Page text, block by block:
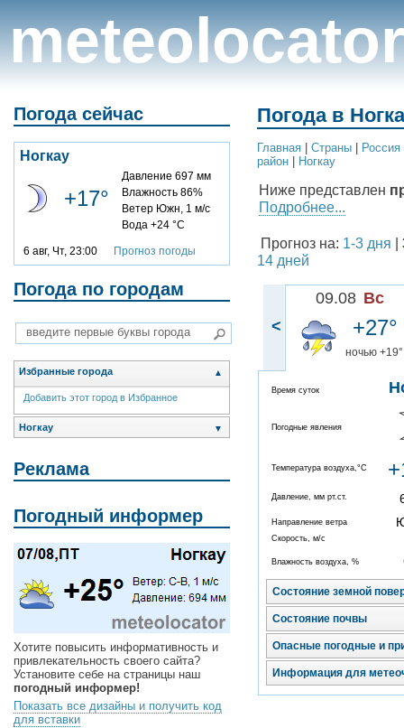
meteolocator
Погода сейчас
Ногкау
+17°
Давление 697 мм
Влажность 86%
Ветер Южн, 1 м/с
Вода +24 °C
6 авг, Чт, 23:00 Прогноз погоды
Погода по городам
Избранные города ▲
Добавить этот город в Избранное
Ногкау ▼
Реклама
Погодный информер
Хотите повысить информативность и
привлекательность своего сайта?
Установите себе на страницы наш
погодный информер!
Показать все дизайны и получить код
для вставки
Погода в
Главная Cтраны Россия
район
Ногкау
Ниже представлен
Подробнее...
Прогноз на: 1-3 дня
14 дней
<
09.08 Вс
+27°
ночью +19°
Время суток
Погодные явления
Температура воздуха,°C
Давление, мм рт.ст.
Направление ветра
Скорость, м/с
Влажность воздуха, %
Состояние земной
Состояние почвы
Опасные погодные и
Информация для